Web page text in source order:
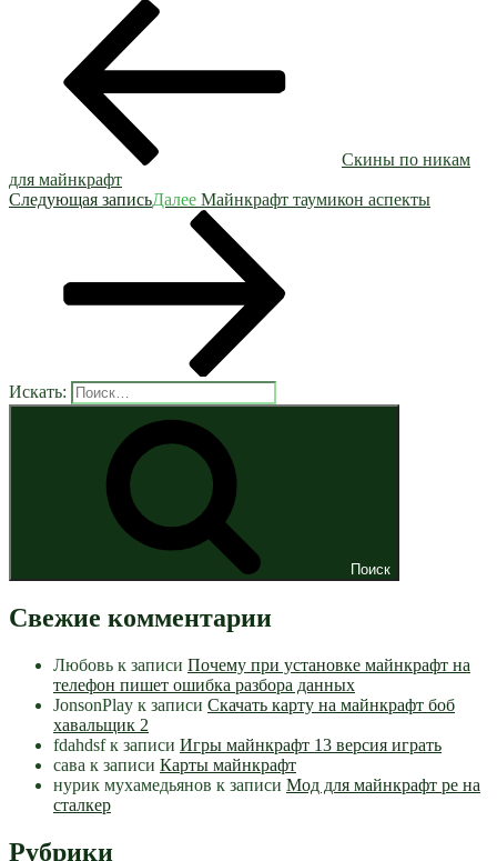
Скины по никам
для майнкрафт
Следующая записьДалее Майнкрафт таумикон аспекты
Искать:
Поиск
Свежие комментарии
Любовь к записи Почему при установке майнкрафт на
телефон пишет ошибка разбора данных
JonsonPlay к записи Скачать карту на майнкрафт боб
хавальщик 2
fdahdsfк записи Игры майнкрафт 13 версия играть
сава к записи Карты майнкрафт
нурик мухамедьянов к записи Мод для майнкрафт pe на
сталкер
Рубрики